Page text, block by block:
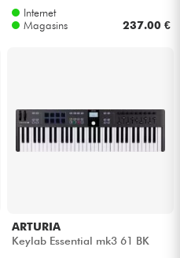
Internet
Magasins
237.00 €
ARTURIA
Keylab Essential mk3 61 BK